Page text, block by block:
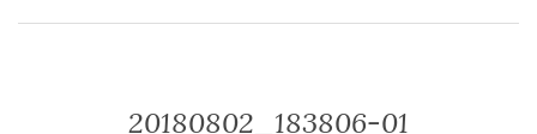
20180802_183806-01